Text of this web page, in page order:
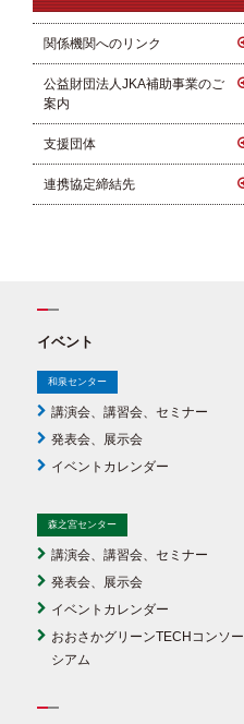
関係機関へのリンク
公益財団法人JKA補助事業のご
案内
支援団体
連携協定締結先
イベント
和泉センター
講演会、講習会、セミナー
発表会、展示会
イベントカレンダー
森之宮センター
講演会、講習会、セミナー
発表会、展示会
イベントカレンダー
おおさかグリーンTECHコンソー
シアム